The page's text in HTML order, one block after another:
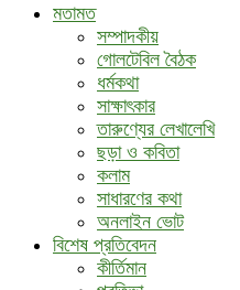
মতামত
সম্পাদকীয়
গোলটেবিল বৈঠক
ধর্মকথা
সাক্ষাৎকার
তারুণ্যের লেখালেখি
ছড়া ও কবিতা
কলাম
সাধারণের কথা
অনলাইন ভোট
বিশেষ প্রতিবেদন
কীর্তিমান